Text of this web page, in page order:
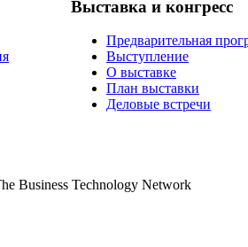
Выставка и конгресс
Предварительная
Выступление
О выставке
План выставки
Деловые встречи
Business Technology Network